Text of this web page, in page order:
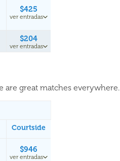
$425
ver entradas
$204
ver entradas
are great matches everywhere.
Courtside
$946
ver entradas